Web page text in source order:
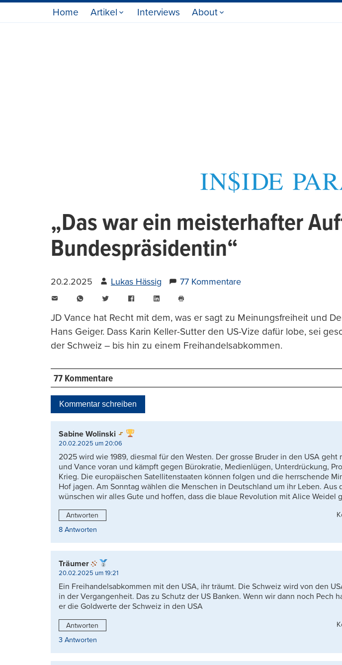
Home Artikel Interviews About
„Das war ein meisterhafter
Bundespräsidentin“
20.2.2025 Lukas Hässig 77 Kommentare
WhatsAppTwitter FacebookLinkedIn
JD Vance hat Recht mit dem, was er sagt zu Meinungsfreiheit und
Hans Geiger. Dass Karin Keller-Sutter den US-Vize dafür lobe, sei
der Schweiz – bis hin zu einem Freihandelsabkommen.
77 Kommentare
Kommentar schreiben
Sabine Wolinski
20.02.2025 um 20:06
2025 wird wie 1989, diesmal für den Westen. Der grosse Bruder in den USA geht
und Vance voran und kämpft gegen Bürokratie, Medienlügen, Unterdrückung,
Krieg. Die europäischen Satellitenstaaten können folgen und die herrschende
Hof jagen. Am Sonntag wählen die Menschen in Deutschland um ihr Leben. Aus
wünschen wir alles Gute und hoffen, dass die blaue Revolution mit Alice Weidel
Antworten
8 Antworten
Träumer
20.02.2025 um 19:21
Ein Freihandelsabkommen mit den USA, ihr träumt. Die Schweiz wird von den
in der Vergangenheit. Das zu Schutz der US Banken. Wenn wir dann noch Pech
er die Goldwerte der Schweiz in den USA
Antworten
3 Antworten